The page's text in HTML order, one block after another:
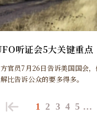
听证会5大关键重点
官员7月26日告诉美国国会
比告诉公众的要多得多。
1 2 3 4 5 …